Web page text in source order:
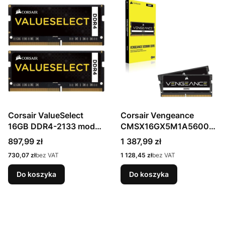
Corsair ValueSelect
16GB DDR4-2133 moduł
pamięci 2 x 8 GB
Cena
897,99 zł
Cena
730,07 złbez VAT
Do koszyka
Corsair Vengeance
CMSX16GX5M1A5600C
48 moduł pamięci 16 GB
1 x 16 GB DDR5 5600
MHz
Cena
1 387,99 zł
Cena
1 128,45 złbez VAT
Do koszyka